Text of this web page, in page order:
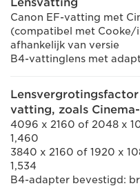
Canon EF-vatting met
(compatibel met
afhankelijk van versie
B4-vattinglens met
vatting, zoals
4096 x 2160 of 2048 x
1,460
3840 x 2160 of 1920 x
1,534
B4-adapter bevestigd: